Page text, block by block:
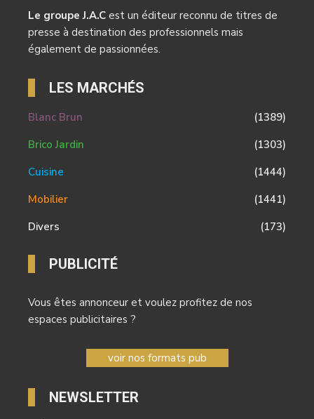
Le groupe J.A.C est un éditeur reconnu de titres de
presse à destination des professionnels mais
également de passionnées.
LES MARCHÉS
Blanc Brun
(1389)
Brico Jardin
(1303)
Cuisine
(1444)
Mobilier
(1441)
Divers
(173)
PUBLICITÉ
Vous êtes annonceur et voulez profitez de nos
espaces publicitaires ?
voir nos formats pub
NEWSLETTER